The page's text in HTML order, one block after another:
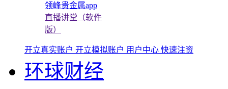
领峰贵金属app
直播讲堂（软件
版）
开立真实账户 开立模拟账户 用户中心 快速注资
环球财经